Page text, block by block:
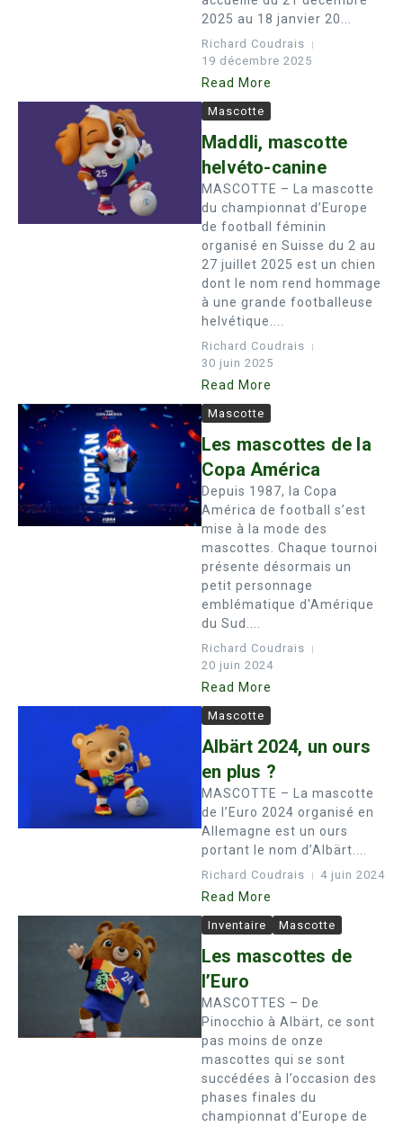
2025 au 18 janvier 20...
Richard Coudrais
19 décembre 2025
Read More
Mascotte
Maddli, mascotte
helvéto-canine
MASCOTTE – La mascotte
du championnat d’Europe
de football féminin
organisé en Suisse du 2 au
27 juillet 2025 est un chien
dont le nom rend hommage
à une grande footballeuse
helvétique....
Richard Coudrais
30 juin 2025
Read More
Mascotte
Les mascottes de la
Copa América
Depuis 1987, la Copa
América de football s’est
mise à la mode des
mascottes. Chaque tournoi
présente désormais un
petit personnage
emblématique d'Amérique
du Sud....
Richard Coudrais
20 juin 2024
Read More
Mascotte
Albärt 2024, un ours
en plus ?
MASCOTTE – La mascotte
de l’Euro 2024 organisé en
Allemagne est un ours
portant le nom d’Albärt....
Richard Coudrais 4 juin 2024
Read More
Inventaire Mascotte
Les mascottes de
l’Euro
MASCOTTES – De
Pinocchio à Albärt, ce sont
pas moins de onze
mascottes qui se sont
succédées à l’occasion des
phases finales du
championnat d’Europe de